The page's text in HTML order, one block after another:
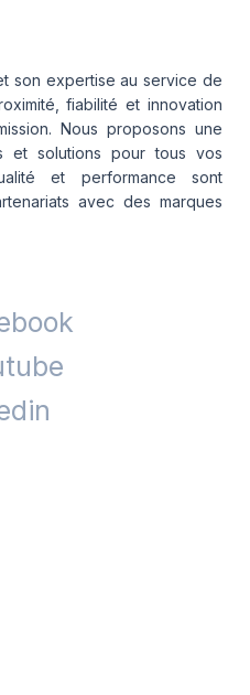
son expertise au service de
fiabilité et innovation
Nous proposons une
et solutions pour tous vos
et performance sont
avec des marques